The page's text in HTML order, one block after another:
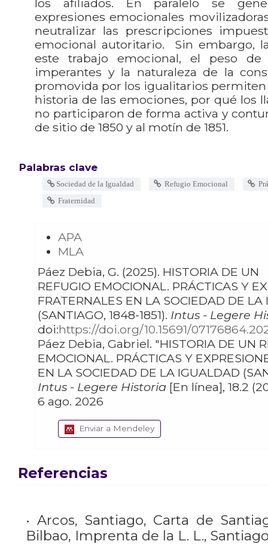
expresiones emocionales
neutralizar las prescripciones
emocional autoritario. Sin embargo,
este trabajo emocional, el peso de
imperantes y la naturaleza de la
promovida por los igualitarios
historia de las emociones, por qué los
no participaron de forma activa y
de sitio de 1850 y al motín de 1851.
Palabras clave
Sociedad de la Igualdad Refugio Emocional
Fraternidad
APA
MLA
Páez Debia, G. (2025). HISTORIA DE UN
REFUGIO EMOCIONAL. PRÁCTICAS Y
FRATERNALES EN LA SOCIEDAD DE
(SANTIAGO, 1848-1851). Intus - Legere
doi:https://doi.org/10.15691/
Páez Debia, Gabriel. "HISTORIA DE UN REFUGIO
EMOCIONAL. PRÁCTICAS Y
EN LA SOCIEDAD DE LA IGUALDAD
Intus - Legere Historia [En línea], 18.2
6 ago. 2026
Enviar a Mendeley
Referencias
• Arcos, Santiago, Carta de
Bilbao, Imprenta de la L. L.,